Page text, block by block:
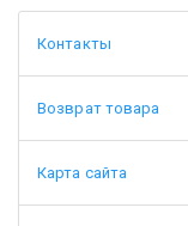
Контакты
Возврат товара
Карта сайта